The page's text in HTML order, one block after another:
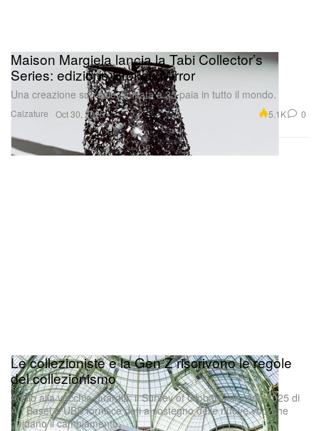
Calzature
Maison Margiela lancia la Tabi Collector’s
Series: edizione Broken Mirror
Una creazione surreale, limitata a 25 paia in tutto il mondo.
Oct 30, 2025 5.1K 0
Le collezioniste e la Gen Z riscrivono le regole
del collezionismo
Addio alla vecchia guardia: il Survey of Global Collecting 2025 di
Art Basel & UBS fornisce dati a sostegno delle nuove voci che
guidano il cambiamento.